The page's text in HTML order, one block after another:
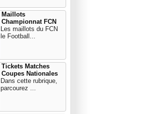
Maillots
Championnat FCN
Les maillots du FCN
le Football...
Tickets Matches
Coupes Nationales
Dans cette rubrique,
parcourez ...